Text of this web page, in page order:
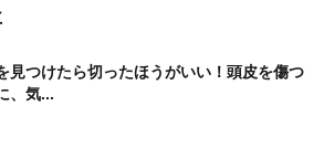
見つけたら切ったほうがいい！頭皮を傷つ
、気...